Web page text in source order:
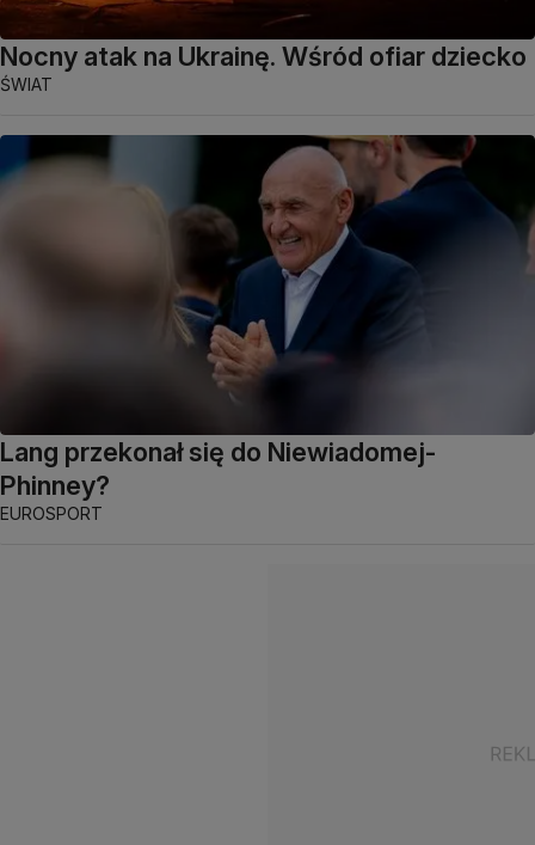
Nocny atak na Ukrainę. Wśród ofiar dziecko
ŚWIAT
Lang przekonał się do Niewiadomej-
Phinney?
EUROSPORT